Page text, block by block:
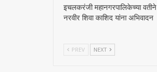
इचलकरंजी महानगरपालिकेच्या वतीने
नरवीर शिवा काशिद यांना अभिवादन
PREV NEXT